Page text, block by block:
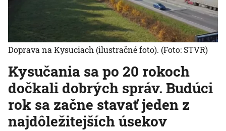
Kysučania sa po 20 rokoch
dočkali dobrých správ. Budúci
rok sa začne stavať jeden z
najdôležitejších úsekov
Doprava na Kysuciach (ilustračné foto). (Foto: STVR)